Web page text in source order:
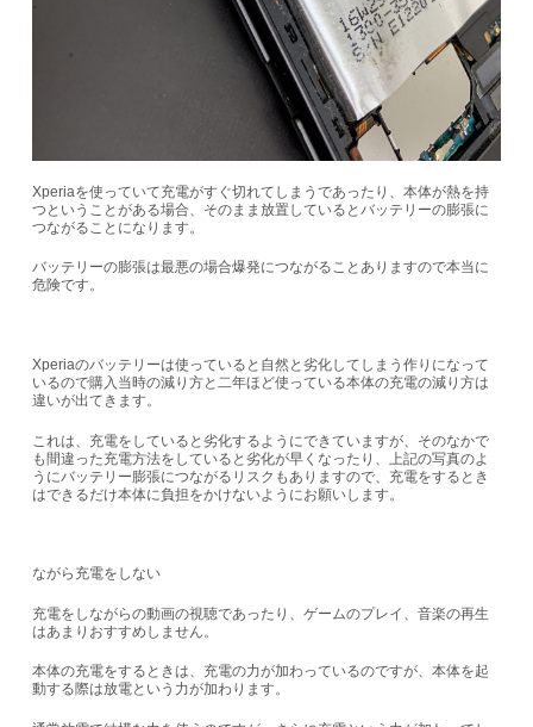
Xperiaを使っていて充電がすぐ切れてしまうであったり、本体が熱を持
つということがある場合、そのまま放置しているとバッテリーの膨張に
つながることになります。
バッテリーの膨張は最悪の場合爆発につながることありますので本当に
危険です。
Xperiaのバッテリーは使っていると自然と劣化してしまう作りになって
いるので購入当時の減り方と二年ほど使っている本体の充電の減り方は
違いが出てきます。
これは、充電をしていると劣化するようにできていますが、そのなかで
も間違った充電方法をしていると劣化が早くなったり、上記の写真のよ
うにバッテリー膨張につながるリスクもありますので、充電をするとき
はできるだけ本体に負担をかけないようにお願いします。
ながら充電をしない
充電をしながらの動画の視聴であったり、ゲームのプレイ、音楽の再生
はあまりおすすめしません。
本体の充電をするときは、充電の力が加わっているのですが、本体を起
動する際は放電という力が加わります。